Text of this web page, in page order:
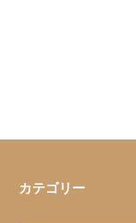
カテゴリー